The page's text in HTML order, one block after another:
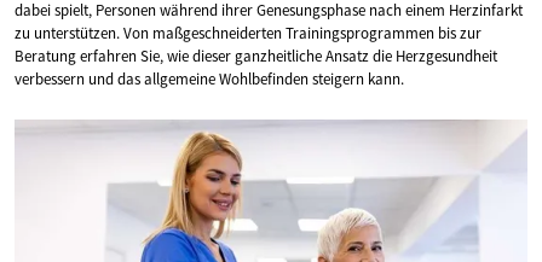
dabei spielt, Personen während ihrer Genesungsphase nach einem Herzinfarkt
zu unterstützen. Von maßgeschneiderten Trainingsprogrammen bis zur
Beratung erfahren Sie, wie dieser ganzheitliche Ansatz die Herzgesundheit
verbessern und das allgemeine Wohlbefinden steigern kann.